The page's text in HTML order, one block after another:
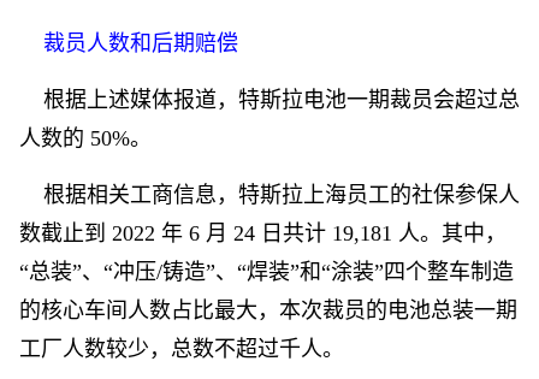
裁员人数和后期赔偿
根据上述媒体报道，特斯拉电池一期裁员会超过总
人数的 50%。
根据相关工商信息，特斯拉上海员工的社保参保人
数截止到 2022 年 6 月 24 日共计 19,181 人。其中，
“总装”、“冲压/铸造”、“焊装”和“涂装”四个整车制造
的核心车间人数占比最大，本次裁员的电池总装一期
工厂人数较少，总数不超过千人。